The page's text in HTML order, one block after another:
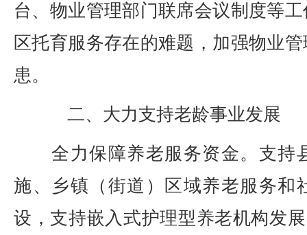
台、物业管理部门联席会议制度等
区托育服务存在的难题，加强物业
患。
二、大力支持老龄事业发展
全力保障养老服务资金。支持
施、乡镇（街道）区域养老服务和
设，支持嵌入式护理型养老机构发